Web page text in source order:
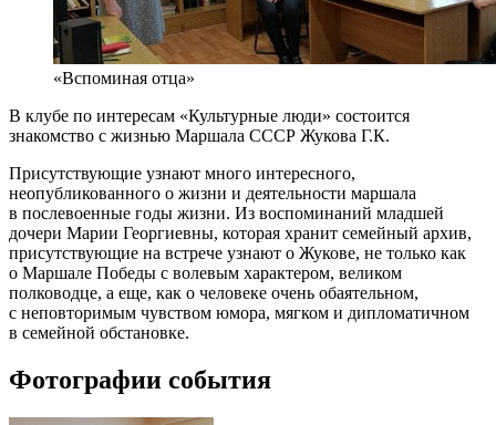
«Вспоминая отца»
В клубе по интересам «Культурные люди» состоится
знакомство с жизнью Маршала СССР Жукова Г.К.
Присутствующие узнают много интересного,
неопубликованного о жизни и деятельности маршала
в послевоенные годы жизни. Из воспоминаний младшей
дочери Марии Георгиевны, которая хранит семейный архив,
присутствующие на встрече узнают о Жукове, не только как
о Маршале Победы с волевым характером, великом
полководце, а еще, как о человеке очень обаятельном,
с неповторимым чувством юмора, мягком и дипломатичном
в семейной обстановке.
Фотографии события